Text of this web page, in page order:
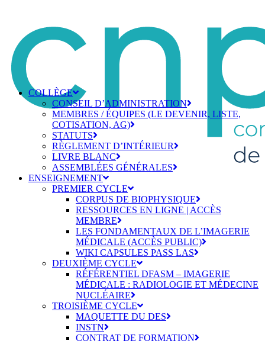
COLLÈGE
CONSEIL D’ADMINISTRATION
MEMBRES / ÉQUIPES (LE DEVENIR, LISTE,
COTISATION, AG)
STATUTS
RÈGLEMENT D’INTÉRIEUR
LIVRE BLANC
ASSEMBLÉES GÉNÉRALES
ENSEIGNEMENT
PREMIER CYCLE
CORPUS DE BIOPHYSIQUE
RESSOURCES EN LIGNE | ACCÈS
MEMBRE
LES FONDAMENTAUX DE L’IMAGERIE
MÉDICALE (ACCÈS PUBLIC)
WIKI CAPSULES PASS LAS
DEUXIÈME CYCLE
RÉFÉRENTIEL DFASM – IMAGERIE
MÉDICALE : RADIOLOGIE ET MÉDECINE
NUCLÉAIRE
TROISIÈME CYCLE
MAQUETTE DU DES
INSTN
CONTRAT DE FORMATION